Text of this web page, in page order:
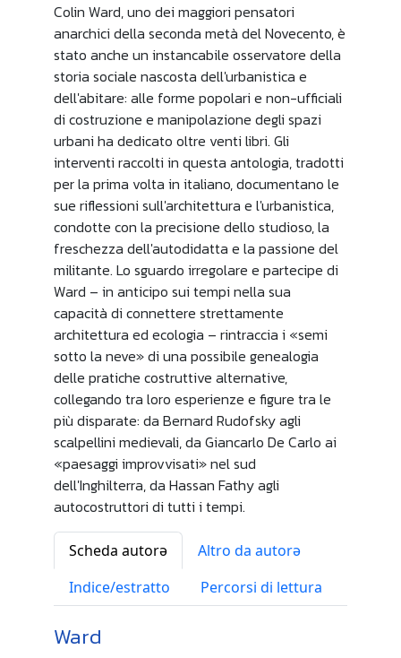
Colin Ward, uno dei maggiori pensatori
anarchici della seconda metà del Novecento, è
stato anche un instancabile osservatore della
storia sociale nascosta dell'urbanistica e
dell'abitare: alle forme popolari e non-ufficiali
di costruzione e manipolazione degli spazi
urbani ha dedicato oltre venti libri. Gli
interventi raccolti in questa antologia, tradotti
per la prima volta in italiano, documentano le
sue riflessioni sull'architettura e l'urbanistica,
condotte con la precisione dello studioso, la
freschezza dell'autodidatta e la passione del
militante. Lo sguardo irregolare e partecipe di
Ward – in anticipo sui tempi nella sua
capacità di connettere strettamente
architettura ed ecologia – rintraccia i «semi
sotto la neve» di una possibile genealogia
delle pratiche costruttive alternative,
collegando tra loro esperienze e figure tra le
più disparate: da Bernard Rudofsky agli
scalpellini medievali, da Giancarlo De Carlo ai
«paesaggi improvvisati» nel sud
dell'Inghilterra, da Hassan Fathy agli
autocostruttori di tutti i tempi.
Scheda autorə
Altro da autorə
Indice/estratto
Percorsi di lettura
Ward